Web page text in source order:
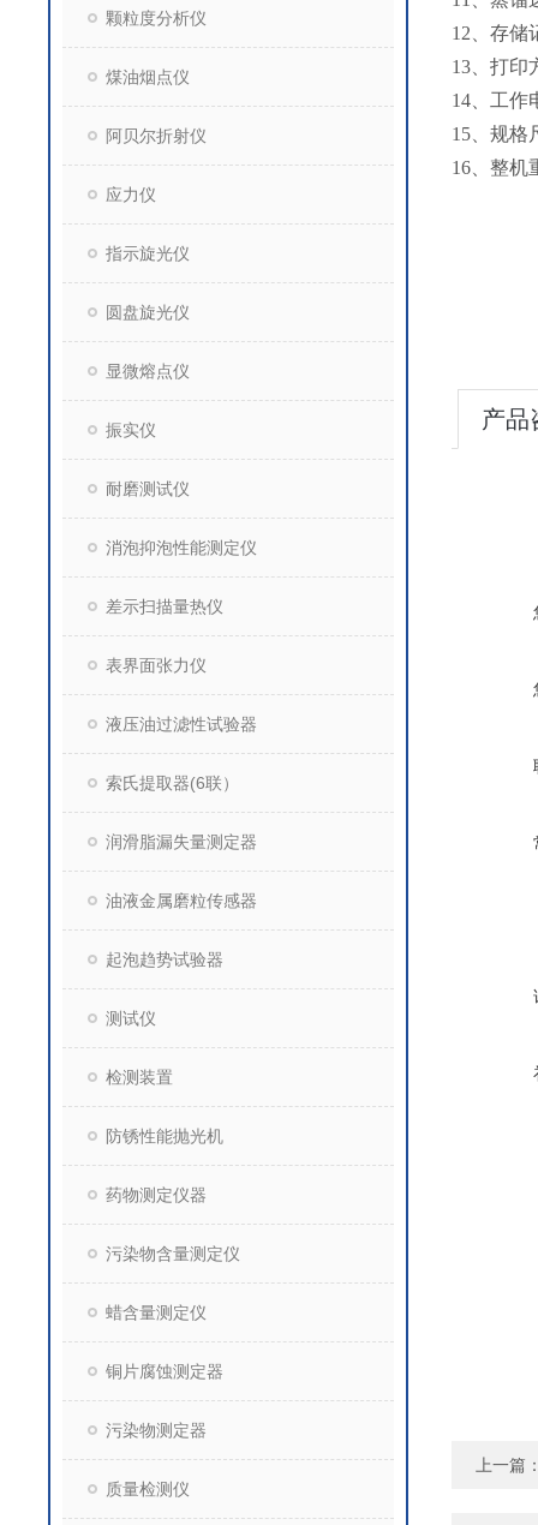
颗粒度分析仪
煤油烟点仪
阿贝尔折射仪
应力仪
指示旋光仪
圆盘旋光仪
显微熔点仪
振实仪
耐磨测试仪
消泡抑泡性能测定仪
差示扫描量热仪
表界面张力仪
液压油过滤性试验器
索氏提取器(6联）
润滑脂漏失量测定器
油液金属磨粒传感器
起泡趋势试验器
测试仪
检测装置
防锈性能抛光机
药物测定仪器
污染物含量测定仪
蜡含量测定仪
铜片腐蚀测定器
污染物测定器
质量检测仪
12、存储
13、打印
14、工作
15、规格
16、整机
产品
上一篇